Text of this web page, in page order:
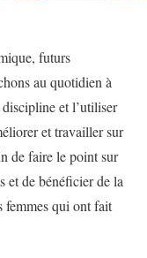
futurs
au quotidien à
et l’utiliser
et travailler sur
de faire le point sur
et de bénéficier de la
femmes qui ont fait